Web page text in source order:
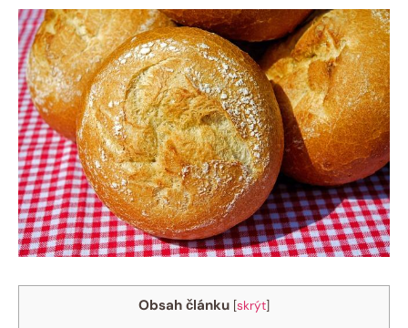
Obsah článku [skrýt]